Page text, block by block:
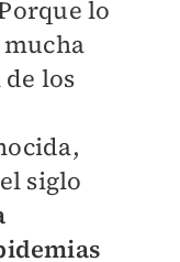
lo
los
siglo